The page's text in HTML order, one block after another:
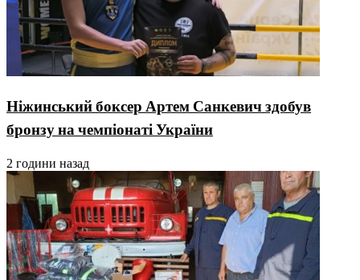
Ніжинський боксер Артем Санкевич здобув
бронзу на чемпіонаті України
2 години назад